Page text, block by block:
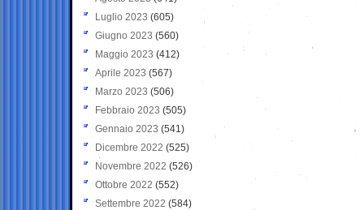
Luglio 2023 (605)
Giugno 2023 (560)
Maggio 2023 (412)
Aprile 2023 (567)
Marzo 2023 (506)
Febbraio 2023 (505)
Gennaio 2023 (541)
Dicembre 2022 (525)
Novembre 2022 (526)
Ottobre 2022 (552)
Settembre 2022 (584)